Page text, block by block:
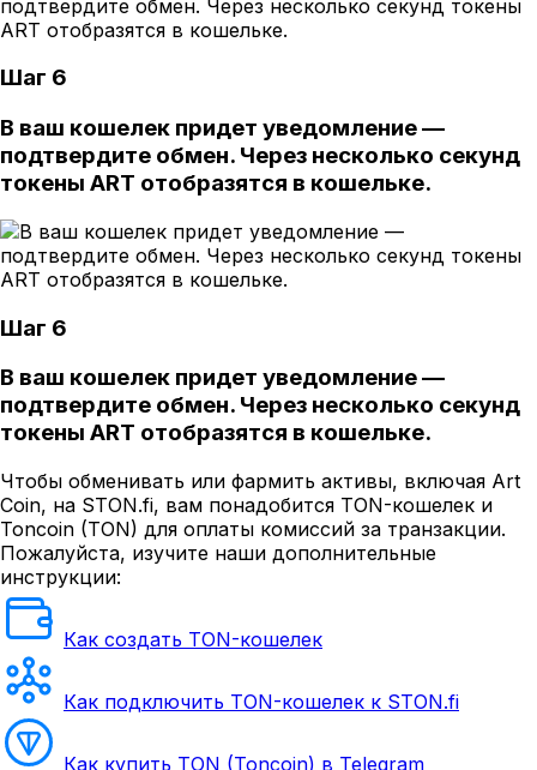
Шаг 6
В ваш кошелек придет уведомление —
подтвердите обмен. Через несколько секунд
токены ART отобразятся в кошельке.
Шаг 6
В ваш кошелек придет уведомление —
подтвердите обмен. Через несколько секунд
токены ART отобразятся в кошельке.
Чтобы обменивать или фармить активы, включая Art
Coin, на STON.fi, вам понадобится TON-кошелек и
Toncoin (TON) для оплаты комиссий за транзакции.
Пожалуйста, изучите наши дополнительные
инструкции:
Как создать TON-кошелек
Как подключить TON-кошелек к STON.fi
Как купить TON (Toncoin) в Telegram